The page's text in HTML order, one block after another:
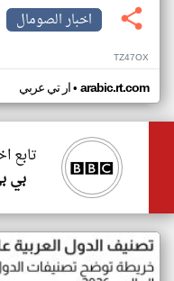
اخبار الصومال
TZ47OX
ار تي عربي• arabic.rt.com
تابع
بي